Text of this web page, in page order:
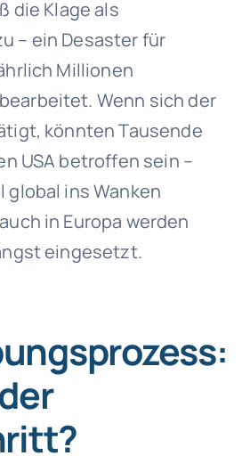
die Klage als
– ein Desaster für
Millionen
Wenn sich der
könnten Tausende
USA betroffen sein –
global ins Wanken
in Europa werden
eingesetzt.